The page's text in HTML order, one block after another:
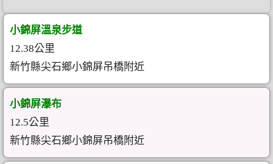
小錦屏溫泉步道
12.38公里
新竹縣尖石鄉小錦屏吊橋附近
小錦屏瀑布
12.5公里
新竹縣尖石鄉小錦屏吊橋附近